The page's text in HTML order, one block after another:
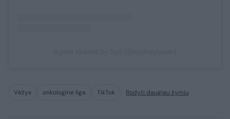
Vėžys onkologinė liga TikTok Rodyti daugiau žymių